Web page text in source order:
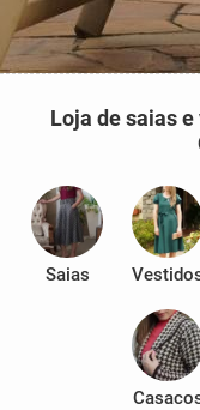
Loja de saias
Saias